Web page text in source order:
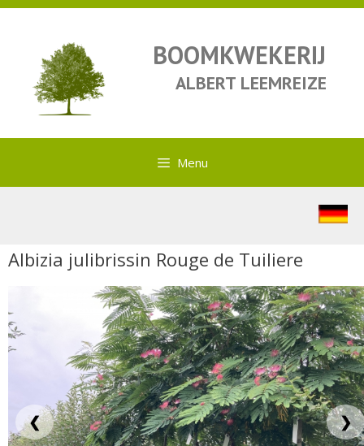
BOOMKWEKERIJ
ALBERT LEEMREIZE
Menu
Albizia julibrissin Rouge de Tuiliere
❮ ❯